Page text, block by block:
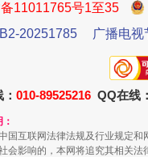
11011765号1至35
20251785
广播电
010-89525216 QQ在线
国互联网法律法规及行业规定
会影响的，本网将追究其相关